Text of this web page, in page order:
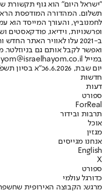
"ישראל היום" הוא גוף תקשורת
ופרשנויות, וידיאו, פודקאסטים
ב-2021 עלו לאוויר
ואפשר לקבל אותם גם בניוזלטר.
במייל hayom@israelhayom.co.il.
יום שבת, 6.6.2026
כ"א בסיון
חדשות
דעות
ספורט
ForReal
תרבות ובידור
אוכל
מגזין
אנחנו מגייסים
English
X
ספורט
כדורגל עולמי
מרגש: הקבוצה האירופית